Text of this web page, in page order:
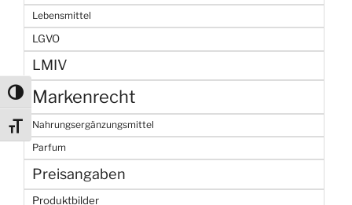
Umschalten auf hohe Kontraste
Schrift vergrößern
Lebensmittel
LGVO
LMIV
Markenrecht
Nahrungsergänzungsmittel
Parfum
Preisangaben
Produktbilder